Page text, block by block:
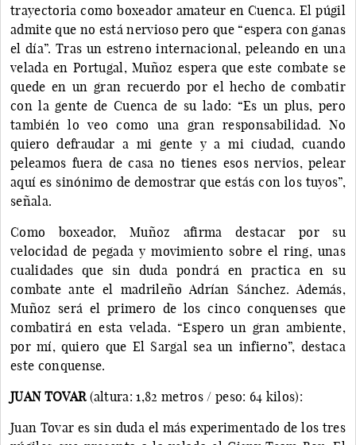
trayectoria como boxeador amateur en Cuenca. El púgil
admite que no está nervioso pero que “espera con ganas
el día”. Tras un estreno internacional, peleando en una
velada en Portugal, Muñoz espera que este combate se
quede en un gran recuerdo por el hecho de combatir
con la gente de Cuenca de su lado: “Es un plus, pero
también lo veo como una gran responsabilidad. No
quiero defraudar a mi gente y a mi ciudad, cuando
peleamos fuera de casa no tienes esos nervios, pelear
aquí es sinónimo de demostrar que estás con los tuyos”,
señala.
Como boxeador, Muñoz afirma destacar por su
velocidad de pegada y movimiento sobre el ring, unas
cualidades que sin duda pondrá en practica en su
combate ante el madrileño Adrían Sánchez. Además,
Muñoz será el primero de los cinco conquenses que
combatirá en esta velada. “Espero un gran ambiente,
por mí, quiero que El Sargal sea un infierno”, destaca
este conquense.
JUAN TOVAR(altura: 1,82 metros / peso: 64 kilos):
Juan Tovar es sin duda el más experimentado de los tres